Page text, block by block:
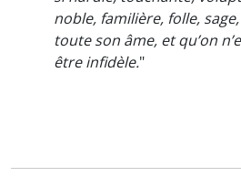
noble, familière, folle, sage,
toute son âme, et qu’on
être infidèle."